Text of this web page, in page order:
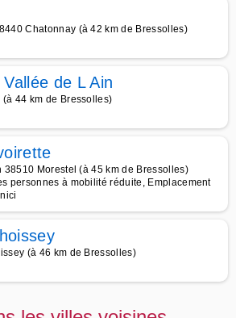
Chatonnay (à 42 km de Bressolles)
de L Ain
44 km de Bressolles)
38510 Morestel (à 45 km de Bressolles)
personnes à mobilité réduite, Emplacement
(à 46 km de Bressolles)